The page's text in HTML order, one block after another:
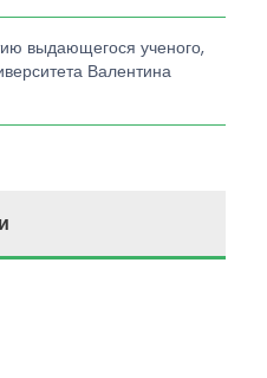
выдающегося ученого,
Валентина